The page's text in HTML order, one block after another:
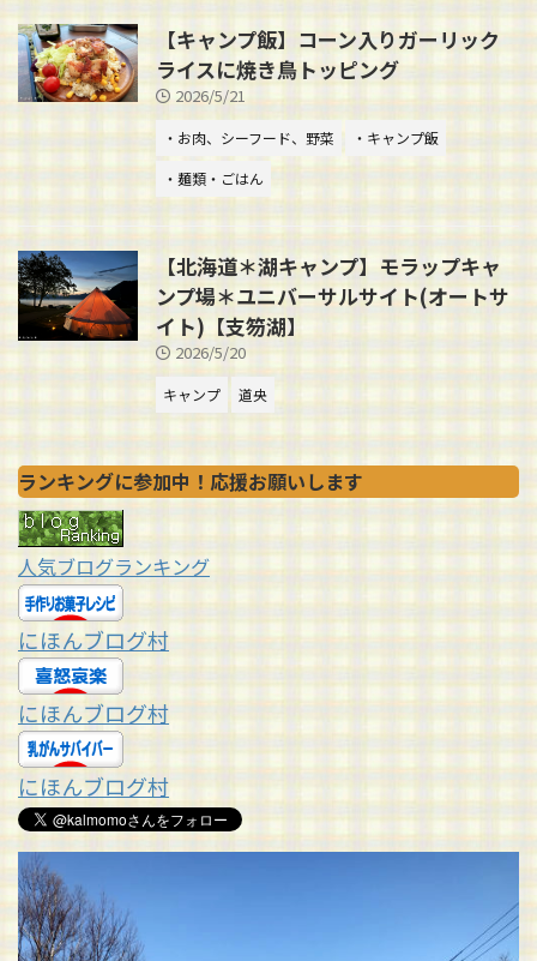
【キャンプ飯】コーン入りガーリック
ライスに焼き鳥トッピング
2026/5/21
・お肉、シーフード、野菜
・キャンプ飯
・麺類・ごはん
【北海道＊湖キャンプ】モラップキャ
ンプ場＊ユニバーサルサイト(オートサ
イト)【支笏湖】
2026/5/20
キャンプ 道央
ランキングに参加中！応援お願いします
人気ブログランキング
にほんブログ村
にほんブログ村
にほんブログ村